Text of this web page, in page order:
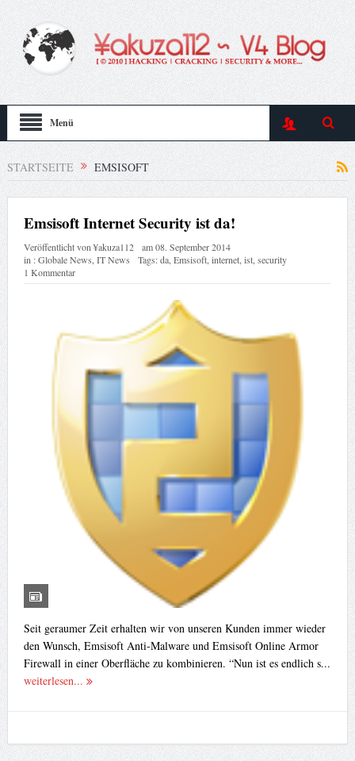
Menü
STARTSEITE EMSISOFT
Emsisoft Internet Security ist da!
Veröffentlicht von¥akuza112 am08. September 2014
in :Globale News IT News Tags:da, Emsisoft, internet, ist, security
1 Kommentar
Seit geraumer Zeit erhalten wir von unseren Kunden immer wieder
den Wunsch, Emsisoft Anti-Malware und Emsisoft Online Armor
Firewall in einer Oberfläche zu kombinieren. “Nun ist es endlich s...
weiterlesen...